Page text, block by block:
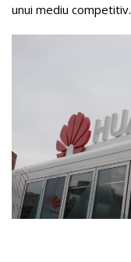
unui mediu competitiv.